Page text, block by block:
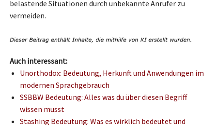
belastende Situationen durch unbekannte Anrufer zu
vermeiden.
Auch interessant:
Unorthodox: Bedeutung, Herkunft und Anwendungen im
modernen Sprachgebrauch
SSBBW Bedeutung: Alles was du über diesen Begriff
wissen musst
Stashing Bedeutung: Was es wirklich bedeutet und